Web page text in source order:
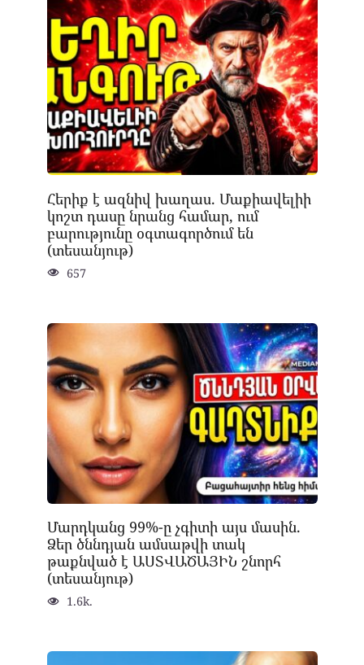
Հերիք է ազնիվ խաղաս. Մաքիավելիի
կոշտ դասը նրանց համար, ում
բարությունը օգտագործում են
(տեսանյութ)
657
Մարդկանց 99%-ը չգիտի այս մասին.
Ձեր ծննդյան ամսաթվի տակ
թաքնված է ԱՍՏՎԱԾԱՅԻՆ շնորհ
(տեսանյութ)
1.6k.